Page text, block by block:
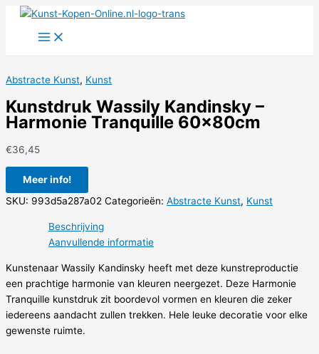
Abstracte Kunst, Kunst
Kunstdruk Wassily Kandinsky –
Harmonie Tranquille 60x80cm
€36,45
Meer info!
SKU: 993d5a287a02 Categorieën: Abstracte Kunst, Kunst
Beschrijving
Aanvullende informatie
Kunstenaar Wassily Kandinsky heeft met deze kunstreproductie
een prachtige harmonie van kleuren neergezet. Deze Harmonie
Tranquille kunstdruk zit boordevol vormen en kleuren die zeker
iedereens aandacht zullen trekken. Hele leuke decoratie voor elke
gewenste ruimte.